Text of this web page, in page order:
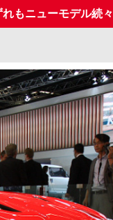
もニューモデル続々